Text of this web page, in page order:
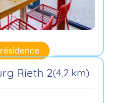
Rieth 2(4,2 km)